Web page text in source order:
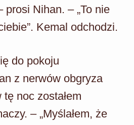
prosi Nihan. – „To nie
Kemal odchodzi.
do pokoju
z nerwów obgryza
noc zostałem
– „Myślałem, że